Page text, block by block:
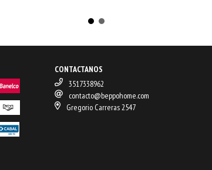
CONTACTANOS
3517338962
contacto@beppohome.com
Gregorio Carreras 2547